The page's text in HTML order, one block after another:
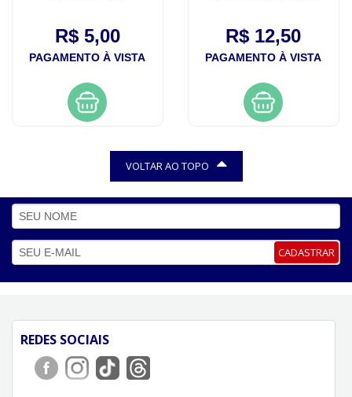
R$ 5,00
PAGAMENTO À VISTA
R$ 12,50
PAGAMENTO À VISTA
VOLTAR AO TOPO
CADASTRAR
REDES SOCIAIS